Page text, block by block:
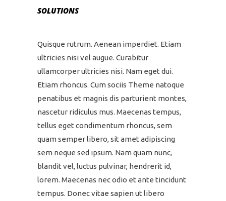
SOLUTIONS
Quisque rutrum. Aenean imperdiet. Etiam
ultricies nisi vel augue. Curabitur
ullamcorper ultricies nisi. Nam eget dui.
Etiam rhoncus. Cum sociis Theme natoque
penatibus et magnis dis parturient montes,
nascetur ridiculus mus. Maecenas tempus,
tellus eget condimentum rhoncus, sem
quam semper libero, sit amet adipiscing
sem neque sed ipsum. Nam quam nunc,
blandit vel, luctus pulvinar, hendrerit id,
lorem. Maecenas nec odio et ante tincidunt
tempus. Donec vitae sapien ut libero